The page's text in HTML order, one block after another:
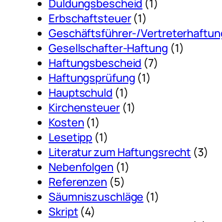
Duldungsbescheid (1)
Erbschaftsteuer(1)
Geschäftsführer-/
Gesellschafter-Haftung (1)
Haftungsbescheid (7)
Haftungsprüfung (1)
Hauptschuld (1)
Kirchensteuer(1)
Kosten (1)
Lesetipp (1)
Literatur zum Haftungsrecht (3)
Nebenfolgen (1)
Referenzen (5)
Säumniszuschläge (1)
Skript(4)